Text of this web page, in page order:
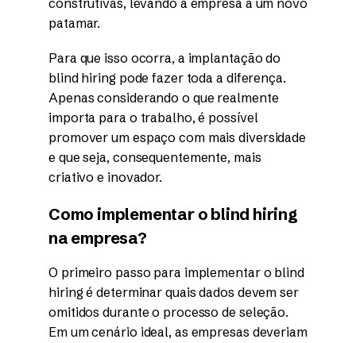
construtivas, levando a empresa a um novo
patamar.
Para que isso ocorra, a implantação do
blind hiring pode fazer toda a diferença.
Apenas considerando o que realmente
importa para o trabalho, é possível
promover um espaço com mais diversidade
e que seja, consequentemente, mais
criativo e inovador.
Como implementar o blind hiring
na empresa?
O primeiro passo para implementar o blind
hiring é determinar quais dados devem ser
omitidos durante o processo de seleção.
Em um cenário ideal, as empresas deveriam